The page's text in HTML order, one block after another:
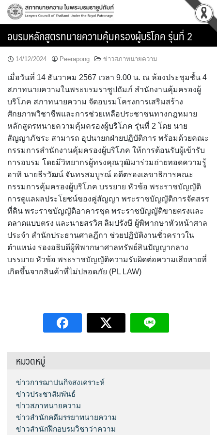
Skip
อบรมหลักสูตรทนายความคุ้มครองผู้บริโภค รุ่นที่ 2
14/12/2024 Peerapong ข่าวสภาทนายความ
เมื่อวันที่ 14 ธันวาคม 2567 เวลา 9.00 น. ณ ห้องประชุมชั้น 4
สภาทนายความในพระบรมราชูปถัมภ์ สำนักงานคุ้มครองผู้
บริโภค สภาทนายความ จัดอบรมโครงการเสริมสร้าง
ศักยภาพวิชาชีพและการช่วยเหลือประชาชนทางกฎหมาย
หลักสูตรทนายความคุ้มครองผู้บริโภค รุ่นที่ 2 โดย นาย
สัญญาภัชระ สามารถ อุปนายกฝ่ายปฏิบัติการ พร้อมด้วยคณะ
กรรมการสำนักงานคุ้มครองผู้บริโภค ให้การต้อนรับผู้เข้ารับ
การอบรม โดยมีวิทยากรผู้ทรงคุณวุฒิมาร่วมถ่ายทอดความรู้
อาทิ นายธีรวัฒน์ จันทรสมบูรณ์ อดีตรองเลขาธิการคณะ
กรรมการคุ้มครองผู้บริโภค บรรยาย หัวข้อ พระราชบัญญัติ
การดูแลผลประโยชน์ของคู่สัญญา พระราชบัญญัติการจัดสรร
ที่ดิน พระราชบัญญัติอาคารชุด พระราชบัญญัติขายตรงและ
ตลาดแบบตรง และนายสรวิศ ลิมปรังษี ผู้พิพากษาหัวหน้าศาล
ประจำ สำนักประธานศาลฎีกา ช่วยปฏิบัติงานชั่วคราวใน
ตำแหน่ง รองอธิบดีผู้พิพากษาศาลทรัพย์สินปัญญากลาง
บรรยาย หัวข้อ พระราชบัญญัติความรับผิดต่อความเสียหายที่
เกิดขึ้นจากสินค้าที่ไม่ปลอดภัย (PL LAW)
หมวดหมู่
ข่าวการฌาปนกิจสงเคราะห์
ข่าวประชาสัมพันธ์
ข่าวสภาทนายความ
ข่าวสำนักคดีมรรยาทนายความ
ข่าวสำนักฝึกอบรมวิชาว่าความ